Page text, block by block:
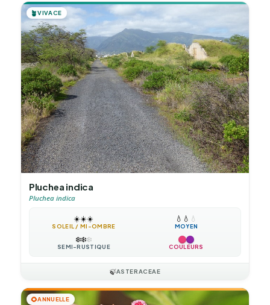
🪴VIVACE
Pluchea indica
Pluchea indica
☀️☀️☀️
SOLEIL / MI-OMBRE
💧 💧 💧
MOYEN
❄️❄️❄️
SEMI-RUSTIQUE COULEURS
🍃ASTERACEAE
🌻ANNUELLE